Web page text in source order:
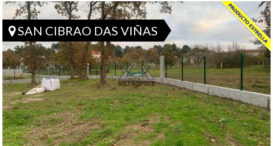
SAN CIBRAO DAS VIÑAS